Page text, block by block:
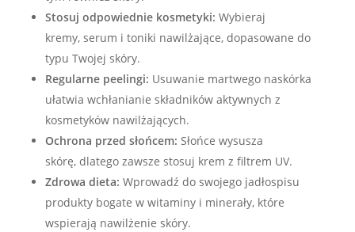
Stosuj odpowiednie kosmetyki: Wybieraj
kremy, serum i toniki nawilżające, dopasowane do
typu Twojej skóry.
Regularne peelingi: Usuwanie martwego naskórka
ułatwia wchłanianie składników aktywnych z
kosmetyków nawilżających.
Ochrona przed słońcem: Słońce wysusza
skórę, dlatego zawsze stosuj krem z filtrem UV.
Zdrowa dieta: Wprowadź do swojego jadłospisu
produkty bogate w witaminy i minerały, które
wspierają nawilżenie skóry.